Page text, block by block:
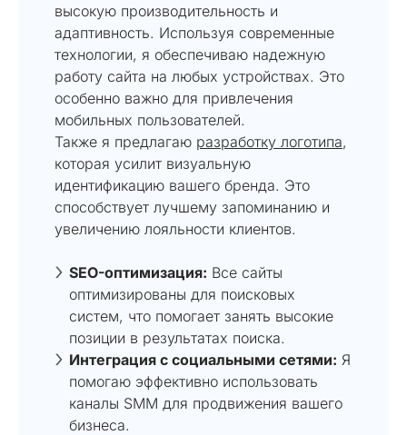
высокую производительность и
адаптивность. Используя современные
технологии, я обеспечиваю надежную
работу сайта на любых устройствах. Это
особенно важно для привлечения
мобильных пользователей.
Также я предлагаю разработку логотипа,
которая усилит визуальную
идентификацию вашего бренда. Это
способствует лучшему запоминанию и
увеличению лояльности клиентов.
SEO-оптимизация: Все сайты
оптимизированы для поисковых
систем, что помогает занять высокие
позиции в результатах поиска.
Интеграция с социальными сетями: Я
помогаю эффективно использовать
каналы SMM для продвижения вашего
бизнеса.